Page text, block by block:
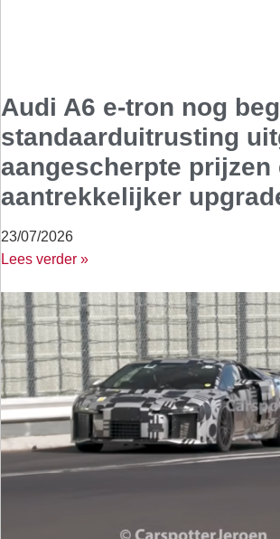
Audi A6 e-tron nog
standaarduitrusting
aangescherpte prijzen
aantrekkelijker
23/07/2026
Lees verder »